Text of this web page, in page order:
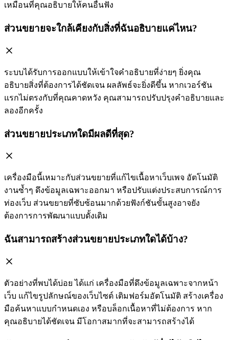
เหมือนที่คุณอธิบายให้คนอื่นฟัง
ส่วนขยายจะใกล้เคียงกับสิ่งที่ฉันอธิบายแค่ไหน?
ระบบได้รับการออกแบบให้เข้าใจคำอธิบายที่ง่ายๆ ยิ่งคุณ
อธิบายสิ่งที่ต้องการได้ชัดเจน ผลลัพธ์จะยิ่งดีขึ้น หากเวอร์ชัน
แรกไม่ตรงกับที่คุณคาดหวัง คุณสามารถปรับปรุงคำอธิบายและ
ลองอีกครั้ง
ส่วนขยายประเภทใดมีผลดีที่สุด?
เครื่องมือนี้เหมาะกับส่วนขยายที่แก้ไขเนื้อหาเว็บเพจ อัตโนมัติ
งานซ้ำๆ ดึงข้อมูลเฉพาะออกมา หรือปรับแต่งประสบการณ์การ
ท่องเว็บ ส่วนขยายที่ซับซ้อนมากด้วยฟังก์ชันขั้นสูงอาจยัง
ต้องการการพัฒนาแบบดั้งเดิม
ฉันสามารถสร้างส่วนขยายประเภทใดได้บ้าง?
ตัวอย่างที่พบได้บ่อย ได้แก่ เครื่องมือที่ดึงข้อมูลเฉพาะจากหน้า
เว็บ แก้ไขรูปลักษณ์ของเว็บไซต์ เติมฟอร์มอัตโนมัติ สร้างเครื่อง
มือค้นหาแบบกำหนดเอง หรือบล็อกเนื้อหาที่ไม่ต้องการ หาก
คุณอธิบายได้ชัดเจน มีโอกาสมากที่จะสามารถสร้างได้